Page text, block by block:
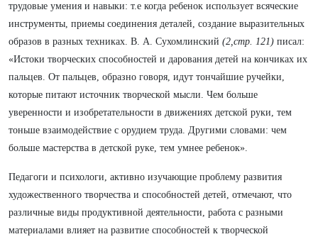
трудовые умения и навыки: т.е когда ребенок использует всяческие
инструменты, приемы соединения деталей, создание выразительных
образов в разных техниках. В. А. Сухомлинский (2,стр. 121) писал:
«Истоки творческих способностей и дарования детей на кончиках их
пальцев. От пальцев, образно говоря, идут тончайшие ручейки,
которые питают источник творческой мысли. Чем больше
уверенности и изобретательности в движениях детской руки, тем
тоньше взаимодействие с орудием труда. Другими словами: чем
больше мастерства в детской руке, тем умнее ребенок».
Педагоги и психологи, активно изучающие проблему развития
художественного творчества и способностей детей, отмечают, что
различные виды продуктивной деятельности, работа с разными
материалами влияет на развитие способностей к творческой